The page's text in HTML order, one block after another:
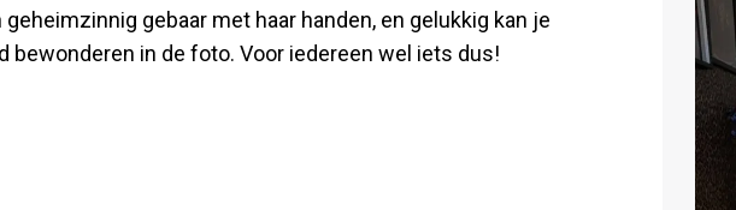
gebaar met haar handen, en gelukkig kan je
bewonderen in de foto. Voor iedereen wel iets dus!